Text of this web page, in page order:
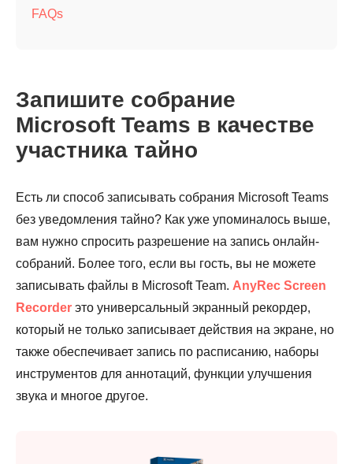
FAQs
Запишите собрание
Microsoft Teams в качестве
участника тайно
Есть ли способ записывать собрания Microsoft Teams
без уведомления тайно? Как уже упоминалось выше,
вам нужно спросить разрешение на запись онлайн-
собраний. Более того, если вы гость, вы не можете
записывать файлы в Microsoft Team. AnyRec Screen
Recorder это универсальный экранный рекордер,
который не только записывает действия на экране, но
также обеспечивает запись по расписанию, наборы
инструментов для аннотаций, функции улучшения
звука и многое другое.